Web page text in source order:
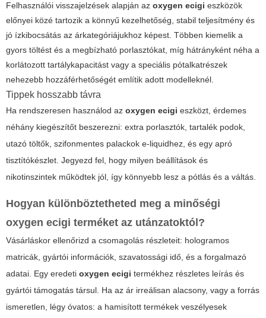
Felhasználói visszajelzések alapján az oxygen ecigi eszközök
előnyei közé tartozik a könnyű kezelhetőség, stabil teljesítmény és
jó ízkibocsátás az árkategóriájukhoz képest. Többen kiemelik a
gyors töltést és a megbízható porlasztókat, míg hátrányként néha a
korlátozott tartálykapacitást vagy a speciális pótalkatrészek
nehezebb hozzáférhetőségét említik adott modelleknél.
Tippek hosszabb távra
Ha rendszeresen használod az oxygen ecigi eszközt, érdemes
néhány kiegészítőt beszerezni: extra porlasztók, tartalék podok,
utazó töltők, szifonmentes palackok e-liquidhez, és egy apró
tisztítókészlet. Jegyezd fel, hogy milyen beállítások és
nikotinszintek működtek jól, így könnyebb lesz a pótlás és a váltás.
Hogyan különböztetheted meg a minőségi
oxygen ecigi terméket az utánzatoktól?
Vásárláskor ellenőrizd a csomagolás részleteit: hologramos
matricák, gyártói információk, szavatossági idő, és a forgalmazó
adatai. Egy eredeti oxygen ecigi termékhez részletes leírás és
gyártói támogatás társul. Ha az ár irreálisan alacsony, vagy a forrás
ismeretlen, légy óvatos: a hamisított termékek veszélyesek